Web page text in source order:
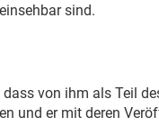
sind.
von ihm als Teil
und er mit deren